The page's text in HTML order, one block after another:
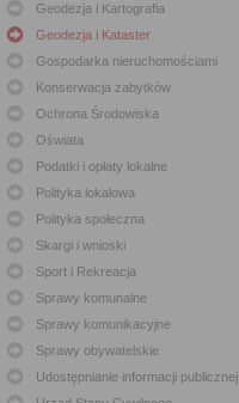
Geodezja i Kartografia
Geodezja i Kataster
Gospodarka nieruchomościami
Konserwacja zabytków
Ochrona Środowiska
Oświata
Podatki i opłaty lokalne
Polityka lokalowa
Polityka społeczna
Skargi i wnioski
Sport i Rekreacja
Sprawy komunalne
Sprawy komunikacyjne
Sprawy obywatelskie
Udostępnianie informacji publicznej